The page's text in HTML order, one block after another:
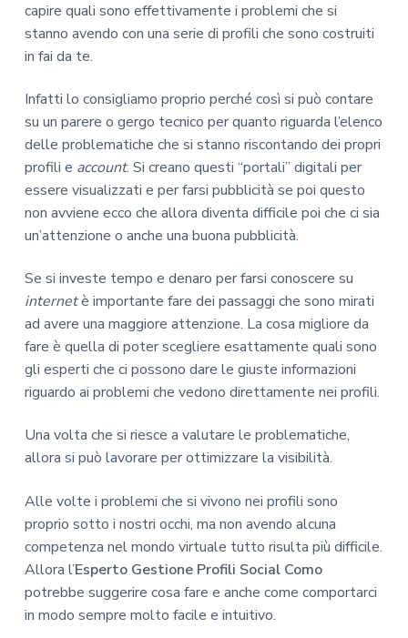
capire quali sono effettivamente i problemi che si
stanno avendo con una serie di profili che sono costruiti
in fai da te.
Infatti lo consigliamo proprio perché così si può contare
su un parere o gergo tecnico per quanto riguarda l’elenco
delle problematiche che si stanno riscontando dei propri
profili e account. Si creano questi “portali” digitali per
essere visualizzati e per farsi pubblicità se poi questo
non avviene ecco che allora diventa difficile poi che ci sia
un’attenzione o anche una buona pubblicità.
Se si investe tempo e denaro per farsi conoscere su
internetè importante fare dei passaggi che sono mirati
ad avere una maggiore attenzione. La cosa migliore da
fare è quella di poter scegliere esattamente quali sono
gli esperti che ci possono dare le giuste informazioni
riguardo ai problemi che vedono direttamente nei profili.
Una volta che si riesce a valutare le problematiche,
allora si può lavorare per ottimizzare la visibilità.
Alle volte i problemi che si vivono nei profili sono
proprio sotto i nostri occhi, ma non avendo alcuna
competenza nel mondo virtuale tutto risulta più difficile.
Allora l’Esperto Gestione Profili Social Como
potrebbe suggerire cosa fare e anche come comportarci
in modo sempre molto facile e intuitivo.